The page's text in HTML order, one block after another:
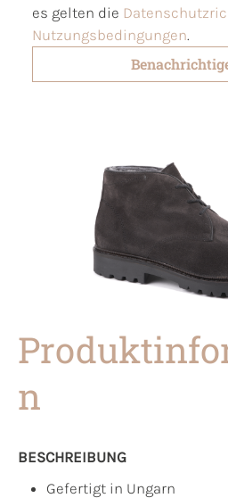
es gelten die
Nutzungsbedingungen.
n
BESCHREIBUNG
Gefertigt in Ungarn